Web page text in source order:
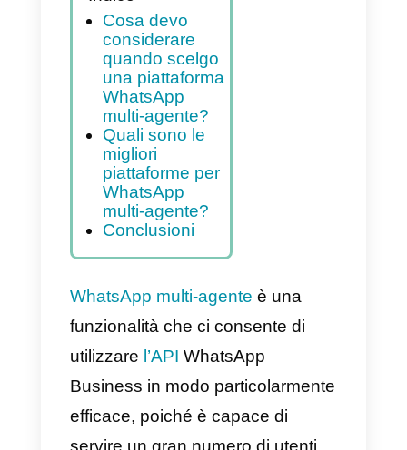
Indice
Cosa devo
considerare
quando scelgo
una piattaforma
WhatsApp
multi-agente?
migliori
piattaforme per
WhatsApp
multi-agente?
Conclusioni